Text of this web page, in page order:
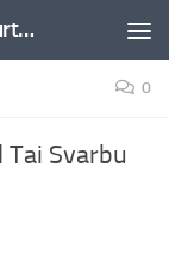
Akcijos, Investavimas, nekilnojamas turtas, kriptovaliutos - Besociai.lt
0
Tai Svarbu